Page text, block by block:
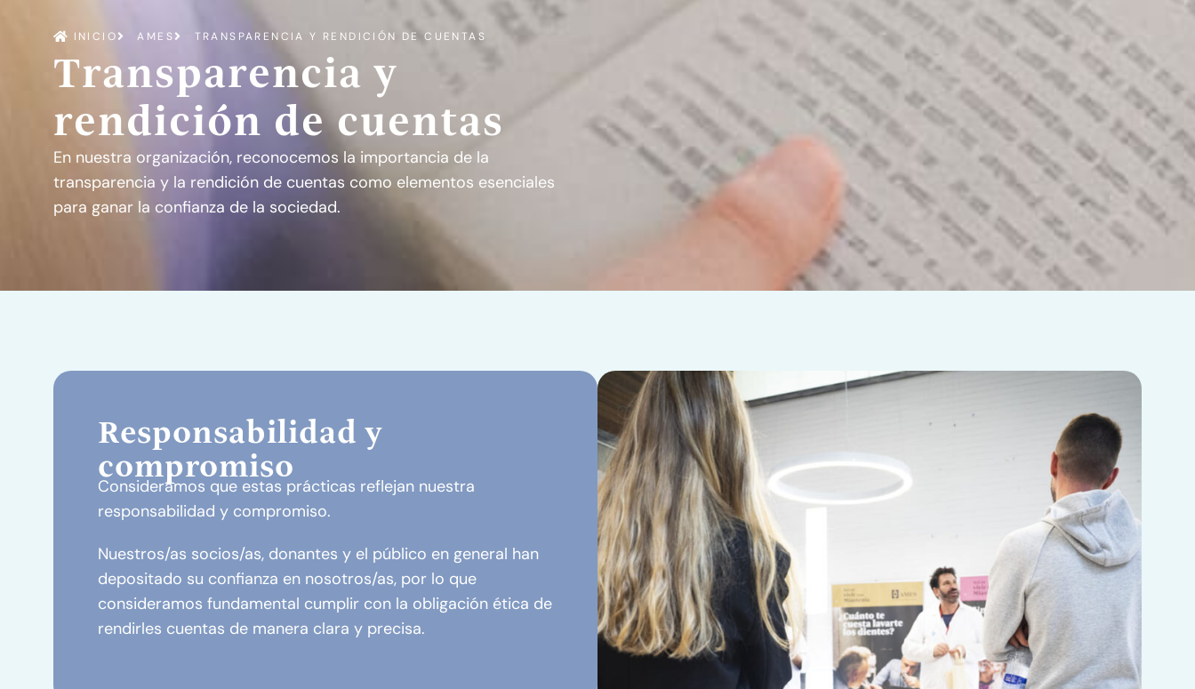
INICIO AMES TRANSPARENCIA Y RENDICIÓN DE CUENTAS
Transparencia y
rendición de cuentas
En nuestra organización, reconocemos la importancia de la
transparencia y la rendición de cuentas como elementos esenciales
para ganar la confianza de la sociedad.
Responsabilidad y
compromiso
Consideramos que estas prácticas reflejan nuestra
responsabilidad y compromiso.
Nuestros/as socios/as, donantes y el público en general han
depositado su confianza en nosotros/as, por lo que
consideramos fundamental cumplir con la obligación ética de
rendirles cuentas de manera clara y precisa.